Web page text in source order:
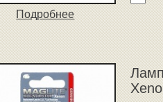
Подробнее